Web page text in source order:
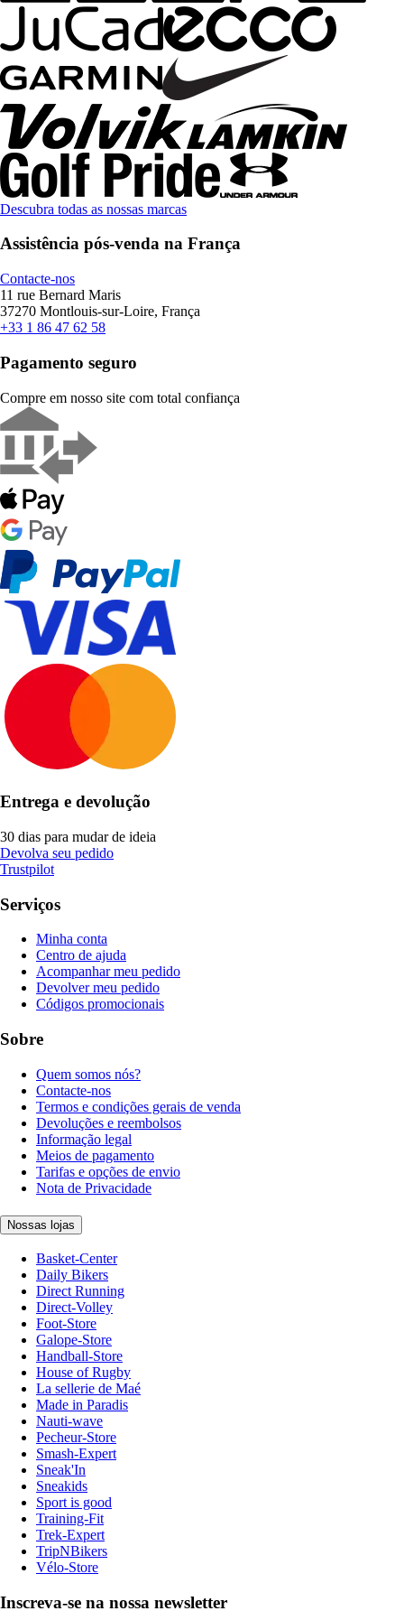
Descubra todas as nossas marcas
Assistência pós-venda na França
Contacte-nos
11 rue Bernard Maris
37270 Montlouis-sur-Loire, França
+33 1 86 47 62 58
Pagamento seguro
Compre em nosso site com total confiança
Entrega e devolução
30 dias para mudar de ideia
Devolva seu pedido
Trustpilot
Serviços
Minha conta
Centro de ajuda
Acompanhar meu pedido
Devolver meu pedido
Códigos promocionais
Sobre
Quem somos nós?
Contacte-nos
Termos e condições gerais de venda
Devoluções e reembolsos
Informação legal
Meios de pagamento
Tarifas e opções de envio
Nota de Privacidade
Nossas lojas
Basket-Center
Daily Bikers
Direct Running
Direct-Volley
Foot-Store
Galope-Store
Handball-Store
House of Rugby
La sellerie de Maé
Made in Paradis
Nauti-wave
Pecheur-Store
Smash-Expert
Sneak'In
Sneakids
Sport is good
Training-Fit
Trek-Expert
TripNBikers
Vélo-Store
Inscreva-se na nossa newsletter